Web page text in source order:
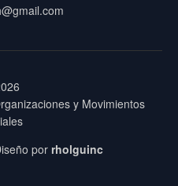
y Movimientos
por rholguinc